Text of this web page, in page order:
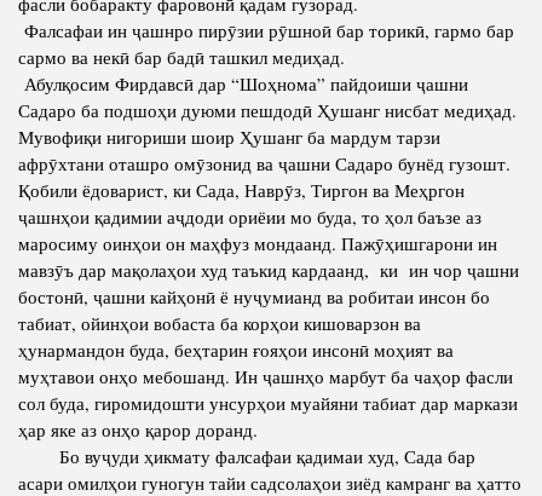
Фалсафаи ин ҷашнро пирӯзии рӯшноӣ бар торикӣ, гармо бар
сармо ва некӣ бар бадӣ ташкил медиҳад.
Абулқосим Фирдавсӣ дар “Шоҳнома” пайдоиши ҷашни
Садаро ба подшоҳи дуюми пешдодӣ Ҳушанг нисбат медиҳад.
Мувофиқи нигориши шоир Ҳушанг ба мардум тарзи
афрӯхтани оташро омӯзонид ва ҷашни Садаро бунёд гузошт.
Қобили ёдоварист, ки Сада, Наврӯз, Тиргон ва Меҳргон
ҷашнҳои қадимии аҷдоди ориёии мо буда, то ҳол баъзе аз
маросиму оинҳои он маҳфуз мондаанд. Пажӯҳишгарони ин
мавзӯъ дар мақолаҳои худ таъкид кардаанд, ки ин чор ҷашни
бостонӣ, ҷашни кайҳонӣ ё нуҷумианд ва робитаи инсон бо
табиат, ойинҳои вобаста ба корҳои кишоварзон ва
ҳунармандон буда, беҳтарин ғояҳои инсонӣ моҳият ва
муҳтавои онҳо мебошанд. Ин ҷашнҳо марбут ба чаҳор фасли
сол буда, гиромидошти унсурҳои муайяни табиат дар маркази
ҳар яке аз онҳо қарор доранд.
Бо вуҷуди ҳикмату фалсафаи қадимаи худ, Сада бар
асари омилҳои гуногун тайи садсолаҳои зиёд камранг ва ҳатто